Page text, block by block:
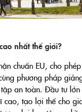
nhất thế giới?
chuẩn EU, cho phép
phương pháp
an toàn. Đầu tư lớn
cao, tạo lợi thế cho